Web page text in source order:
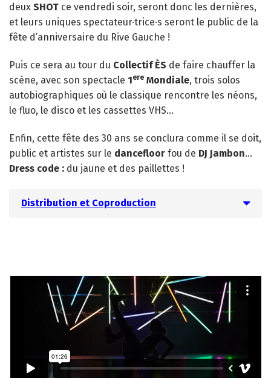
deux SHOT ce vendredi soir, seront donc les dernières,
et leurs uniques spectateur·trice·s seront le public de la
fête d’anniversaire du Rive Gauche !
Puis ce sera au tour du Collectif ÈS de faire chauffer la
scène, avec son spectacle 1ere Mondiale, trois solos
autobiographiques où le classique rencontre les néons,
le fluo, le disco et les cassettes VHS…
Enfin, cette fête des 30 ans se conclura comme il se doit,
public et artistes sur le dancefloor fou de DJ Jambon…
Dress code : du jaune et des paillettes !
Distribution et Coproduction